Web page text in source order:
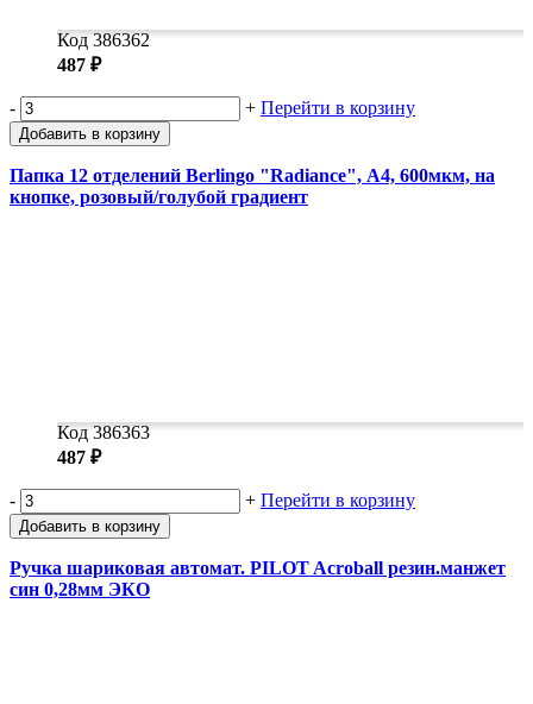
Код 386362
487 ₽
- + Перейти в корзину
Добавить в корзину
Папка 12 отделений Berlingo "Radiance", А4, 600мкм, на
кнопке, розовый/голубой градиент
Код 386363
487 ₽
- + Перейти в корзину
Добавить в корзину
Ручка шариковая автомат. PILOT Acroball резин.манжет
син 0,28мм ЭКО